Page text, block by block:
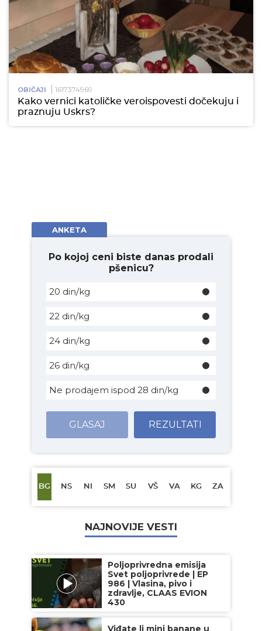
OBIČAJI 1617374969
Kako vernici katoličke veroispovesti dočekuju i
praznuju Uskrs?
ANKETA
Po kojoj ceni biste danas prodali
pšenicu?
20 din/kg
22 din/kg
24 din/kg
26 din/kg
Ne prodajem ispod 28 din/kg
GLASAJ REZULTATI
BG NS NI SM SU VŠ VA KG ZA
NAJNOVIJE VESTI
Poljoprivredna emisija
Svet poljoprivrede | EP
986 | Vlasina, pivo i
zdravlje, CLAAS EVION
430
Viđate li mini banane u